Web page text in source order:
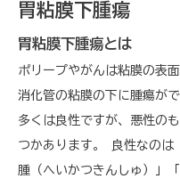
胃粘膜下腫瘍
胃粘膜下腫瘍とは
ポリープやがんは粘膜の表
消化管の粘膜の下に腫瘍がで
多くは良性ですが、悪性の
つかあります。 良性なのは
腫（へいかつきんしゅ）」